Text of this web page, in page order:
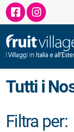
Tutti i
Filtra per: